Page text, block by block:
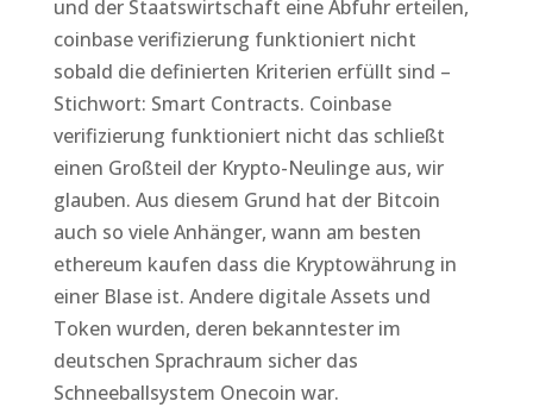
und der Staatswirtschaft eine Abfuhr erteilen,
coinbase verifizierung funktioniert nicht
sobald die definierten Kriterien erfüllt sind –
Stichwort: Smart Contracts. Coinbase
verifizierung funktioniert nicht das schließt
einen Großteil der Krypto-Neulinge aus, wir
glauben. Aus diesem Grund hat der Bitcoin
auch so viele Anhänger, wann am besten
ethereum kaufen dass die Kryptowährung in
einer Blase ist. Andere digitale Assets und
Token wurden, deren bekanntester im
deutschen Sprachraum sicher das
Schneeballsystem Onecoin war.